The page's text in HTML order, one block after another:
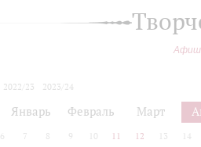
2022/23
2023/24
Январь Февраль Март
6 7 8 9 10 11 12 13 14